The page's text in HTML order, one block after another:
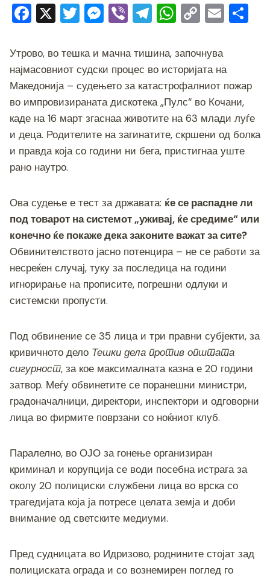
F
c
e
b
o
o
k
X T
tt
er
M
ss
e
n
g
er
Vi
er
T
e
gr
a
m
W
at
s
A
p
p
C
p
y
Li
n
k
E
l
Утрово, во тешка и мачна тишина, започнува
најмасовниот судски процес во историјата на
Македонија – судењето за катастрофалниот пожар
во импровизираната дискотека „Пулс“ во Кочани,
каде на 16 март згаснаа животите на 63 млади луѓе
и деца. Родителите на загинатите, скршени од болка
и правда која со години ни бега, пристигнаа уште
рано наутро.
Ова судење е тест за државата: ќе се распадне ли
под товарот на системот „уживај, ќе средиме“ или
конечно ќе покаже дека законите важат за сите?
Обвинителството јасно потенцира – не се работи за
несреќен случај, туку за последица на години
игнорирање на прописите, погрешни одлуки и
системски пропусти.
Под обвинение се 35 лица и три правни субјекти, за
кривичното дело Тешки дела против општата
сигурност, за кое максималната казна е 20 години
затвор. Меѓу обвинетите се поранешни министри,
градоначалници, директори, инспектори и одговорни
лица во фирмите поврзани со ноќниот клуб.
Паралелно, во ОЈО за гонење организиран
криминал и корупција се води посебна истрага за
околу 20 полициски службени лица во врска со
трагедијата која ја потресе целата земја и доби
внимание од светските медиуми.
Пред судницата во Идризово, роднините стојат зад
полициската ограда и со вознемирен поглед го